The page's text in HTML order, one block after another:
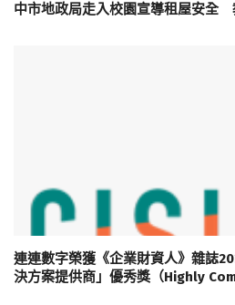
中市地政局走入校園宣導租屋安全
連連數字榮獲《企業財資人》雜誌
決方案提供商」優秀獎（Highly